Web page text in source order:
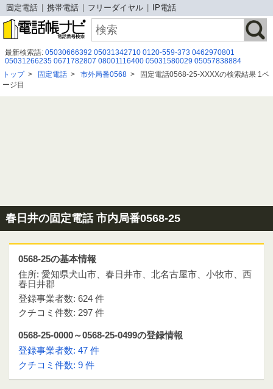
固定電話 携帯電話 フリーダイヤル IP電話
最新検索語: 05030666392 05031342710 0120-559-373 0462970801
05031266235 0671782807 08001116400 05031580029 05057838884
0120240187
0120996518 09047917832 08066939369
050 6862 5220
05031931948 0367592862 0120988664 08007779633 0356749751
0667345501
トップ> 固定電話 > 市外局番0568 >
固定電話0568-25-XXXXの検索結果 1ペ
ージ目
春日井の固定電話 市内局番0568-25
0568-25の基本情報
住所: 愛知県犬山市、春日井市、北名古屋市、小牧市、西
春日井郡
登録事業者数: 624 件
クチコミ件数: 297 件
0568-25-0000～0568-25-0499の登録情報
登録事業者数: 47 件
クチコミ件数: 9 件